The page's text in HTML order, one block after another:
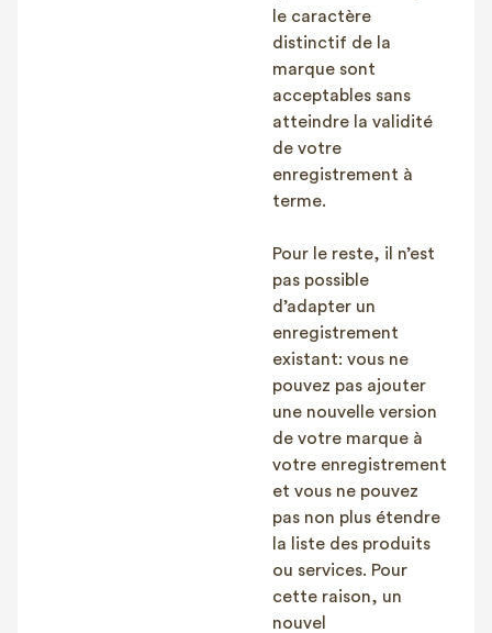
le caractère
distinctif de la
marque sont
acceptables sans
atteindre la validité
de votre
enregistrement à
terme.
Pour le reste, il n’est
pas possible
d’adapter un
enregistrement
existant: vous ne
pouvez pas ajouter
une nouvelle version
de votre marque à
votre enregistrement
et vous ne pouvez
pas non plus étendre
la liste des produits
ou services. Pour
cette raison, un
nouvel